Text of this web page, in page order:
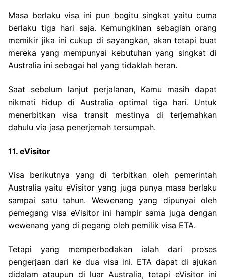
Masa berlaku visa ini pun begitu singkat yaitu cuma
berlaku tiga hari saja. Kemungkinan sebagian orang
memikir jika ini cukup di sayangkan, akan tetapi buat
mereka yang mempunyai kebutuhan yang singkat di
Australia ini sebagai hal yang tidaklah heran.
Saat sebelum lanjut perjalanan, Kamu masih dapat
nikmati hidup di Australia optimal tiga hari. Untuk
menerbitkan visa transit mestinya di terjemahkan
dahulu via jasa penerjemah tersumpah.
11. eVisitor
Visa berikutnya yang di terbitkan oleh pemerintah
Australia yaitu eVisitor yang juga punya masa berlaku
sampai satu tahun. Wewenang yang dipunyai oleh
pemegang visa eVisitor ini hampir sama juga dengan
wewenang yang di pegang oleh pemilik visa ETA.
Tetapi yang memperbedakan ialah dari proses
pengerjaan dari ke dua visa ini. ETA dapat di ajukan
didalam ataupun di luar Australia, tetapi eVisitor ini